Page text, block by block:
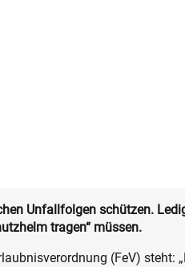
Unfallfolgen schützen.
tragen“ müssen.
(FeV) steht: